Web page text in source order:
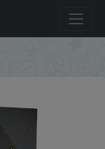
RTX 3060 12Gb